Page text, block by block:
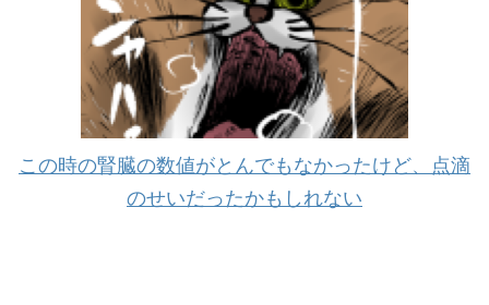
この時の腎臓の数値がとんでもなかったけど、点滴
のせいだったかもしれない